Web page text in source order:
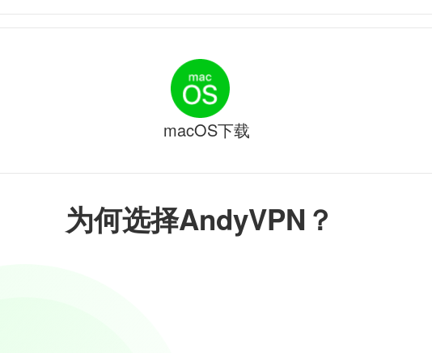
为何选择AndyVPN？
macOS下载